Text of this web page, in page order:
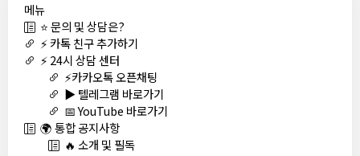
메뉴
⭐ 문의 및 상담은?
⚡ 카톡 친구 추가하기
⚡ 24시 상담 센터
⚡카카오톡 오픈채팅
▶️ 텔레그램 바로가기
📅 YouTube 바로가기
🌍 통합 공지사항
🔥 소개 및 필독